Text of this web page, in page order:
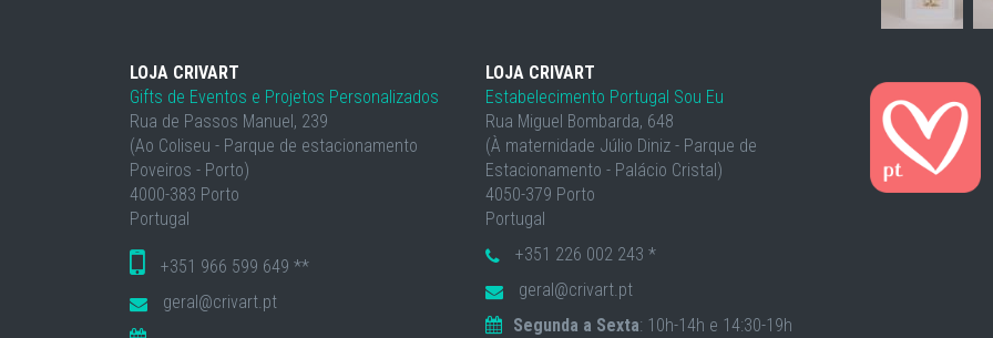
LOJA CRIVART
Gifts de Eventos e Projetos Personalizados
Rua de Passos Manuel, 239
(Ao Coliseu - Parque de estacionamento
Poveiros - Porto)
4000-383 Porto
Portugal
+351 966 599 649 **
geral@crivart.pt
LOJA CRIVART
Estabelecimento Portugal Sou Eu
Rua Miguel Bombarda, 648
(À maternidade Júlio Diniz - Parque de
Estacionamento - Palácio Cristal)
4050-379 Porto
Portugal
+351 226 002 243 *
geral@crivart.pt
Segunda a Sexta: 10h-14h e 14:30-19h